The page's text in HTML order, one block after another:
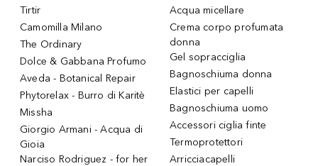
Tirtir
Camomilla Milano
The Ordinary
Dolce & Gabbana Profumo
Aveda - Botanical Repair
Phytorelax - Burro di Karitè
Missha
Giorgio Armani - Acqua di
Gioia
Narciso Rodriguez - for her
Acqua micellare
Crema corpo profumata
donna
Gel sopracciglia
Bagnoschiuma donna
Elastici per capelli
Bagnoschiuma uomo
Accessori ciglia finte
Termoprotettori
Arricciacapelli